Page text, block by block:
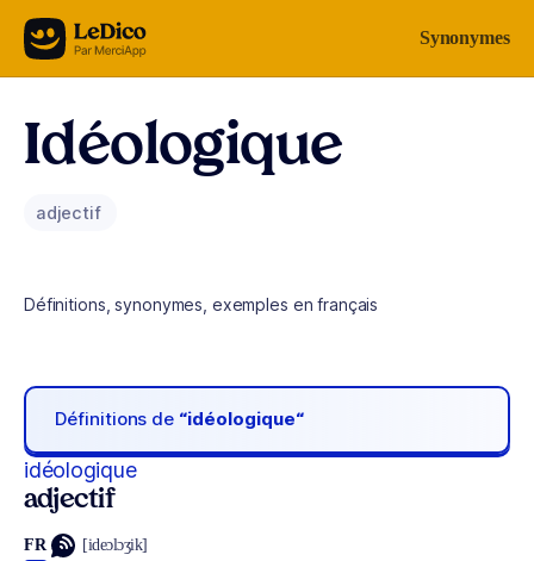
Aller au contenu Synonymes
Idéologique
adjectif
Définitions, synonymes, exemples en français
Définitions de “idéologique“
idéologique
adjectif
FR [ideɔlɔʒik]